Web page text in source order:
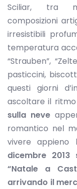
Sciliar, tra
composizioni
irresistibili
temperatura
“Strauben”,
pasticcini,
questi giorni
ascoltare il ritmo
sulla neve
romantico nel
vivere appieno
dicembre
“Natale a
arrivando il